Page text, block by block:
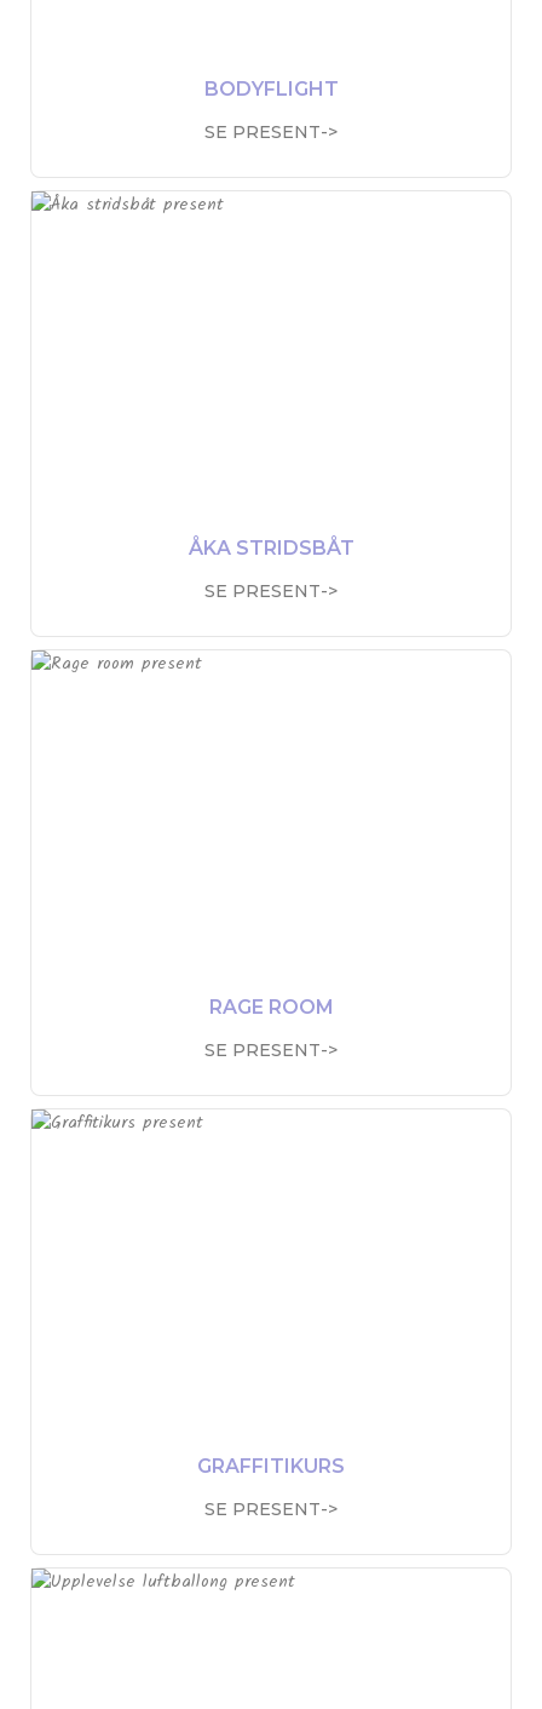
BODYFLIGHT
SE PRESENT->
ÅKA STRIDSBÅT
SE PRESENT->
RAGE ROOM
SE PRESENT->
GRAFFITIKURS
SE PRESENT->